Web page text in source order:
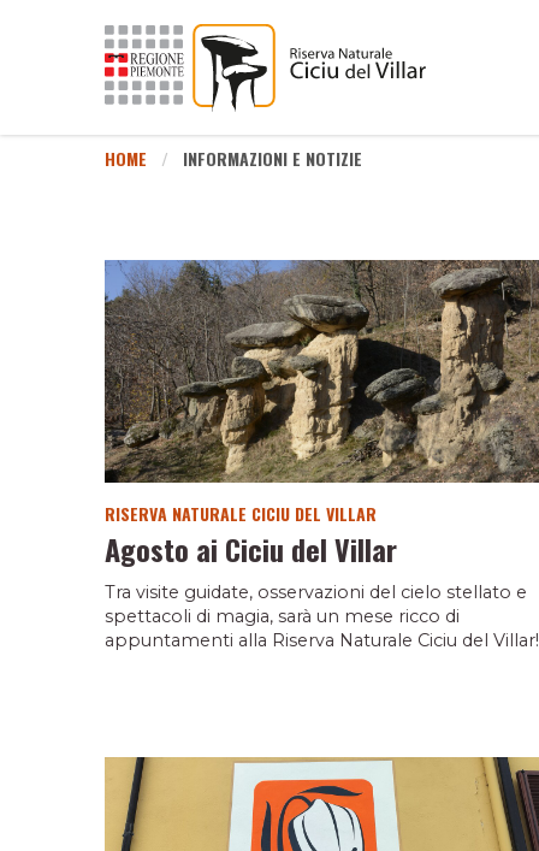
HOME INFORMAZIONI E NOTIZIE
RISERVA NATURALE CICIU DEL VILLAR
Agosto ai Ciciu del Villar
Tra visite guidate, osservazioni del cielo stellato e
spettacoli di magia, sarà un mese ricco di
appuntamenti alla Riserva Naturale Ciciu del Villar!